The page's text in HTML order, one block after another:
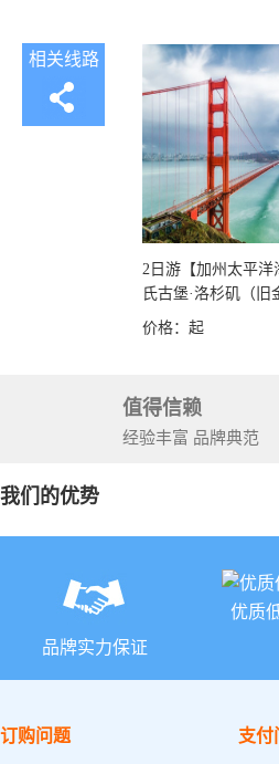
相关线路
2日游【加州太平洋
氏古堡·洛杉矶（旧
洛杉矶结束）
价格： 起
值得信赖
经验丰富 品牌典范
我们的优势
品牌实力保证
优质
订购问题 支付